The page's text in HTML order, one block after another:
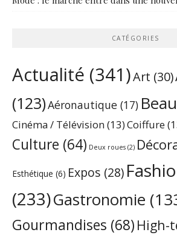
CATÉGORIES
Actualité (341)Art (30)
(123)Aéronautique (17)
Cinéma / Télévision(13)Coiffure
Culture (64) Deux roues (2)
Esthétique (6) Expos (28)
(233)Gastronomie
Gourmandises (68) High-